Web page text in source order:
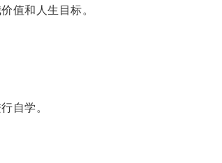
值和人生目标。
自学。